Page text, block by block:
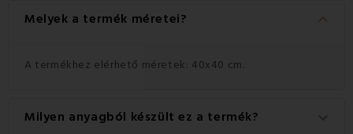
Melyek a termék méretei? keyboard_arrow_down
A termékhez elérhető méretek: 40x40 cm.
Milyen anyagból készült ez a termék?